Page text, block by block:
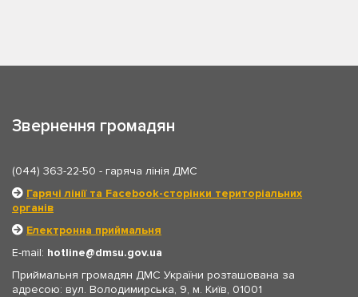
Звернення громадян
(044) 363-22-50 - гаряча лінія ДМС
Гарячі лінії та Facebook-сторінки територіальних
органів
Електронна приймальня
E-mail: hotline
dmsu.gov.ua
Приймальня громадян ДМС України розташована за
адресою: вул. Володимирська, 9, м. Київ, 01001